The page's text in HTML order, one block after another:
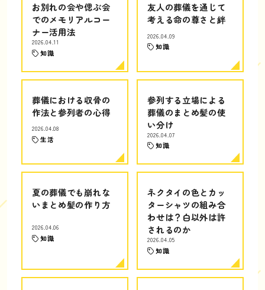
お別れの会や偲ぶ会
でのメモリアルコー
ナー活用法
2026.04.11
知識
友人の葬儀を通じて
考える命の尊さと絆
2026.04.09
知識
葬儀における収骨の
作法と参列者の心得
2026.04.08
生活
参列する立場による
葬儀のまとめ髪の使
い分け
2026.04.07
知識
夏の葬儀でも崩れな
いまとめ髪の作り方
2026.04.06
知識
ネクタイの色とカッ
ターシャツの組み合
わせは？白以外は許
されるのか
2026.04.05
知識